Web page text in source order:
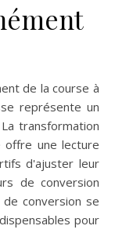
représente un
transformation
offre une lecture
d'ajuster leur
de conversion
conversion se
pour